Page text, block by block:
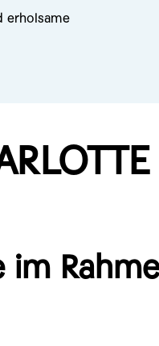
erholsame
im